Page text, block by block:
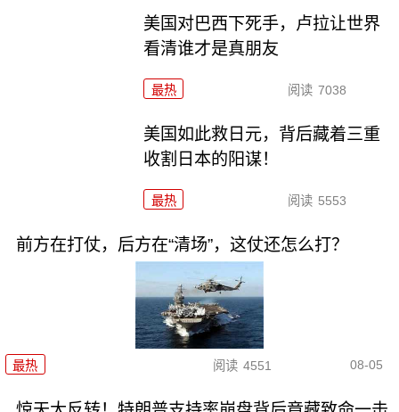
美国对巴西下死手，卢拉让世界
看清谁才是真朋友
最热 阅读 7038
美国如此救日元，背后藏着三重
收割日本的阳谋！
最热 阅读 5553
前方在打仗，后方在“清场”，这仗还怎么打？
最热 阅读 4551 08-05